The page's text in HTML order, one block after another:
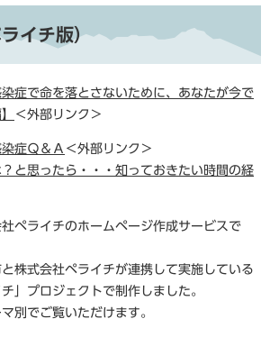
イチ版）
症で命を落とさないために、あなたが今で
＜外部リンク＞
症Ｑ＆Ａ ＜外部リンク＞
と思ったら・・・知っておきたい時間の経
ペライチのホームページ作成サービスで
株式会社ペライチが連携して実施している
」プロジェクトで制作しました。
別でご覧いただけます。